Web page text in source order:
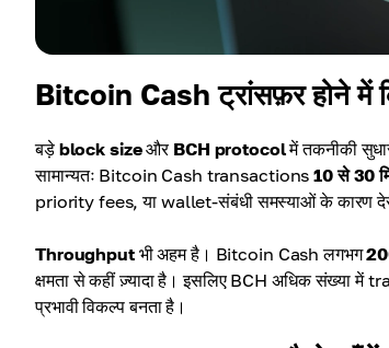
Bitcoin Cash ट्रांसफ़र होने में
बड़े block sizeऔर BCH protocolमें तकनीकी
सामान्यतः Bitcoin Cash transactions10 से 30
priority fees, या wallet-संबंधी समस्याओं के कारण
Throughputभी अहम है। Bitcoin Cash लगभग
क्षमता से कहीं ज़्यादा है। इसलिए BCH अधिक संख्या
प्रभावी विकल्प बनता है।